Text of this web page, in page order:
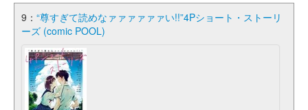
9： “尊すぎて読めなァァァァァァい!!”4Pショート・ストーリ
ーズ (comic POOL)